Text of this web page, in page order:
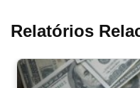
Relatórios